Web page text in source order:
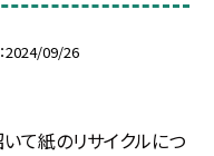
2024/09/26
て紙のリサイクルにつ